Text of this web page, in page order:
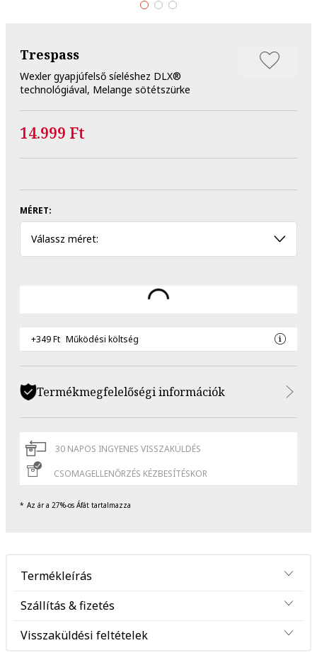
Trespass
Wexler gyapjúfelső síeléshez DLX®
technológiával, Melange sötétszürke
14.999 Ft
MÉRET:
Válassz méret:
+349 Ft Működési költség
Termékmegfelelőségi információk
30 NAPOS INGYENES VISSZAKÜLDÉS
CSOMAGELLENŐRZÉS KÉZBESÍTÉSKOR
Az ár a 27%-os Áfát tartalmazza
Termékleírás
Szállítás & fizetés
Visszaküldési feltételek